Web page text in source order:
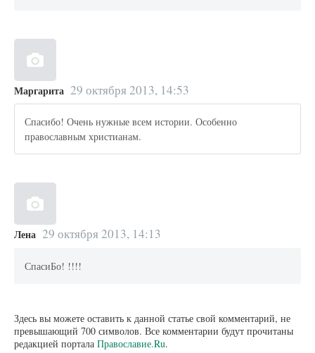
Маргарита 29 октября 2013, 14:53
Спасибо! Очень нужные всем истории. Особенно
православным христианам.
Лена 29 октября 2013, 14:13
СпасиБо! !!!!
Здесь вы можете оставить к данной статье свой комментарий, не
превышающий 700 символов. Все комментарии будут прочитаны
редакцией портала Православие.Ru.